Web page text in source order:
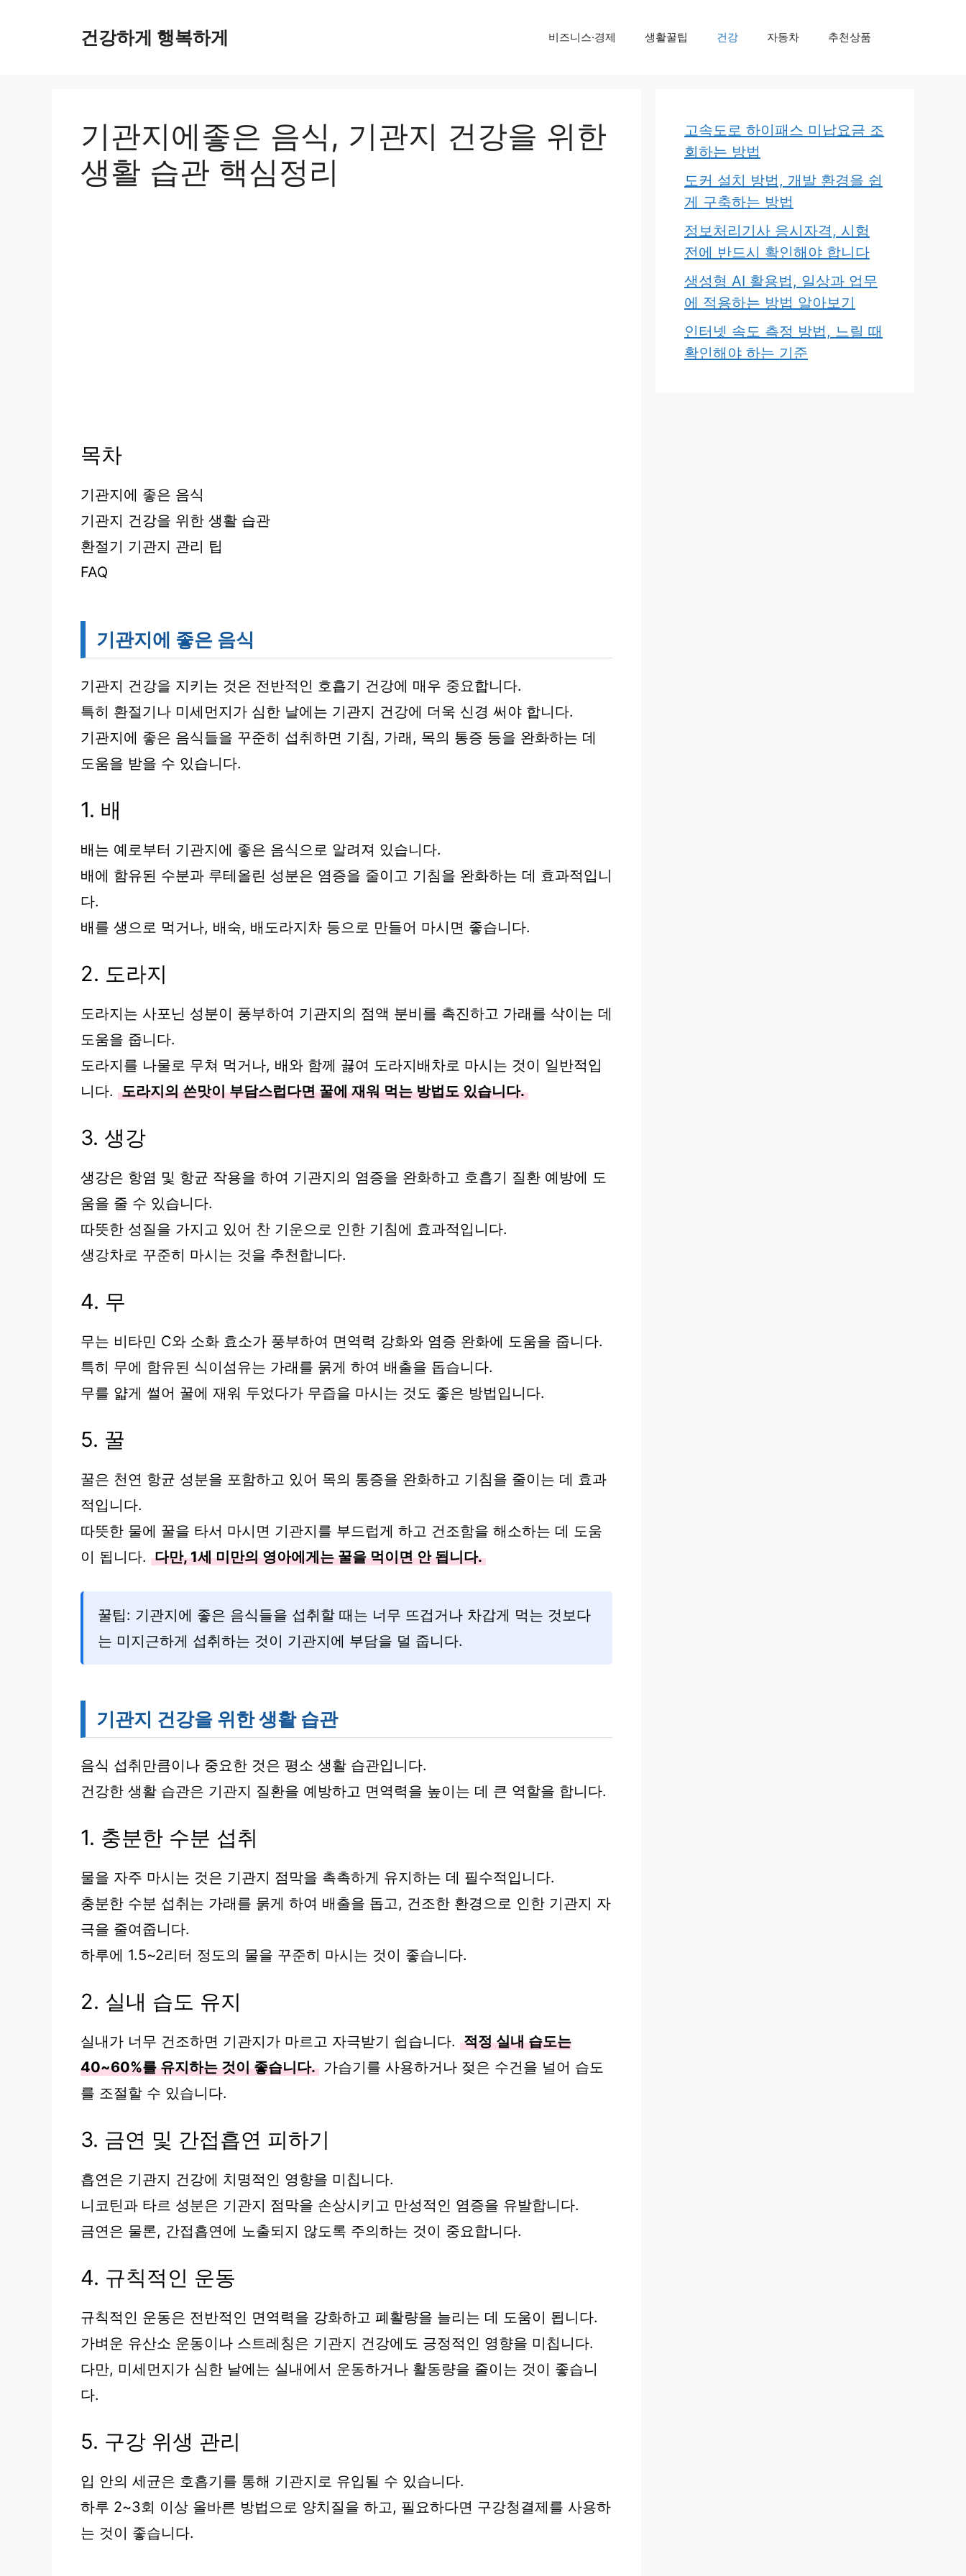
건강하게 행복하게 비즈니스·경제 생활꿀팁 건강 자동차 추천상품
기관지에좋은 음식, 기관지 건강을 위한
생활 습관 핵심정리
목차
기관지에 좋은 음식
기관지 건강을 위한 생활 습관
환절기 기관지 관리 팁
FAQ
기관지에 좋은 음식
기관지 건강을 지키는 것은 전반적인 호흡기 건강에 매우 중요합니다.
특히 환절기나 미세먼지가 심한 날에는 기관지 건강에 더욱 신경 써야 합니다.
기관지에 좋은 음식들을 꾸준히 섭취하면 기침, 가래, 목의 통증 등을 완화하는 데
도움을 받을 수 있습니다.
1. 배
배는 예로부터 기관지에 좋은 음식으로 알려져 있습니다.
배에 함유된 수분과 루테올린 성분은 염증을 줄이고 기침을 완화하는 데 효과적입니
다.
배를 생으로 먹거나, 배숙, 배도라지차 등으로 만들어 마시면 좋습니다.
2. 도라지
도라지는 사포닌 성분이 풍부하여 기관지의 점액 분비를 촉진하고 가래를 삭이는 데
도움을 줍니다.
도라지를 나물로 무쳐 먹거나, 배와 함께 끓여 도라지배차로 마시는 것이 일반적입
니다. 도라지의 쓴맛이 부담스럽다면 꿀에 재워 먹는 방법도 있습니다.
3. 생강
생강은 항염 및 항균 작용을 하여 기관지의 염증을 완화하고 호흡기 질환 예방에 도
움을 줄 수 있습니다.
따뜻한 성질을 가지고 있어 찬 기운으로 인한 기침에 효과적입니다.
생강차로 꾸준히 마시는 것을 추천합니다.
4. 무
무는 비타민 C와 소화 효소가 풍부하여 면역력 강화와 염증 완화에 도움을 줍니다.
특히 무에 함유된 식이섬유는 가래를 묽게 하여 배출을 돕습니다.
무를 얇게 썰어 꿀에 재워 두었다가 무즙을 마시는 것도 좋은 방법입니다.
5. 꿀
꿀은 천연 항균 성분을 포함하고 있어 목의 통증을 완화하고 기침을 줄이는 데 효과
적입니다.
따뜻한 물에 꿀을 타서 마시면 기관지를 부드럽게 하고 건조함을 해소하는 데 도움
이 됩니다. 다만, 1세 미만의 영아에게는 꿀을 먹이면 안 됩니다.
꿀팁: 기관지에 좋은 음식들을 섭취할 때는 너무 뜨겁거나 차갑게 먹는 것보다
는 미지근하게 섭취하는 것이 기관지에 부담을 덜 줍니다.
기관지 건강을 위한 생활 습관
음식 섭취만큼이나 중요한 것은 평소 생활 습관입니다.
건강한 생활 습관은 기관지 질환을 예방하고 면역력을 높이는 데 큰 역할을 합니다.
1. 충분한 수분 섭취
물을 자주 마시는 것은 기관지 점막을 촉촉하게 유지하는 데 필수적입니다.
충분한 수분 섭취는 가래를 묽게 하여 배출을 돕고, 건조한 환경으로 인한 기관지 자
극을 줄여줍니다.
하루에 1.5~2리터 정도의 물을 꾸준히 마시는 것이 좋습니다.
2. 실내 습도 유지
실내가 너무 건조하면 기관지가 마르고 자극받기 쉽습니다. 적정 실내 습도는
40~60%를 유지하는 것이 좋습니다. 가습기를 사용하거나 젖은 수건을 널어 습도
를 조절할 수 있습니다.
3. 금연 및 간접흡연 피하기
흡연은 기관지 건강에 치명적인 영향을 미칩니다.
니코틴과 타르 성분은 기관지 점막을 손상시키고 만성적인 염증을 유발합니다.
금연은 물론, 간접흡연에 노출되지 않도록 주의하는 것이 중요합니다.
4. 규칙적인 운동
규칙적인 운동은 전반적인 면역력을 강화하고 폐활량을 늘리는 데 도움이 됩니다.
가벼운 유산소 운동이나 스트레칭은 기관지 건강에도 긍정적인 영향을 미칩니다.
다만, 미세먼지가 심한 날에는 실내에서 운동하거나 활동량을 줄이는 것이 좋습니
다.
5. 구강 위생 관리
입 안의 세균은 호흡기를 통해 기관지로 유입될 수 있습니다.
하루 2~3회 이상 올바른 방법으로 양치질을 하고, 필요하다면 구강청결제를 사용하
는 것이 좋습니다.
고속도로 하이패스 미납요금 조
회하는 방법
도커 설치 방법, 개발 환경을 쉽
게 구축하는 방법
정보처리기사 응시자격, 시험
전에 반드시 확인해야 합니다
생성형 AI 활용법, 일상과 업무
에 적용하는 방법 알아보기
인터넷 속도 측정 방법, 느릴 때
확인해야 하는 기준